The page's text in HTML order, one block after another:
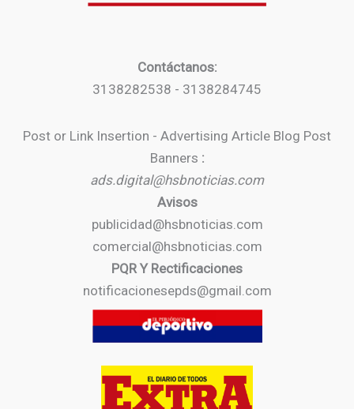
Contáctanos:
3138282538 - 3138284745
Post or Link Insertion - Advertising Article Blog Post
Banners :
ads.digital@hsbnoticias.com
Avisos
publicidad@hsbnoticias.com
comercial@hsbnoticias.com
PQR Y Rectificaciones
notificacionesepds@gmail.com